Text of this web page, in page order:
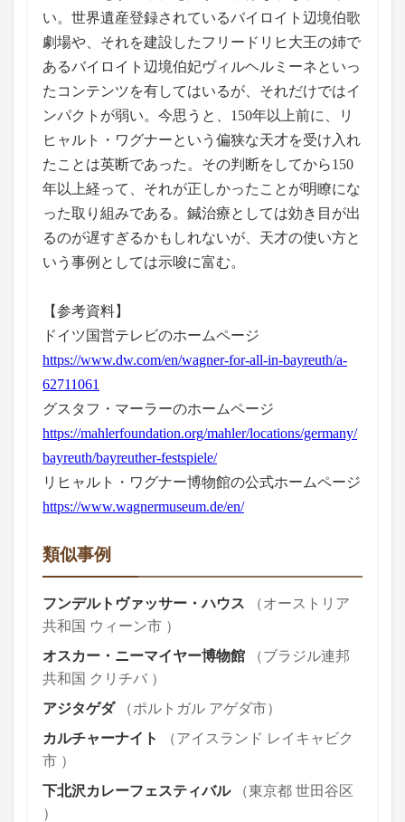
い。世界遺産登録されているバイロイト辺境伯歌
劇場や、それを建設したフリードリヒ大王の姉で
あるバイロイト辺境伯妃ヴィルヘルミーネといっ
たコンテンツを有してはいるが、それだけではイ
ンパクトが弱い。今思うと、150年以上前に、リ
ヒャルト・ワグナーという偏狭な天才を受け入れ
たことは英断であった。その判断をしてから150
年以上経って、それが正しかったことが明瞭にな
った取り組みである。鍼治療としては効き目が出
るのが遅すぎるかもしれないが、天才の使い方と
いう事例としては示唆に富む。
【参考資料】
ドイツ国営テレビのホームページ
https://www.dw.com/en/wagner-for-all-in-bayreuth/a-
62711061
グスタフ・マーラーのホームページ
https://mahlerfoundation.org/mahler/locations/germany/
bayreuth/bayreuther-festspiele/
リヒャルト・ワグナー博物館の公式ホームページ
https://www.wagnermuseum.de/en/
類似事例
フンデルトヴァッサー・ハウス
（オーストリア
共和国 ウィーン市 ）
オスカー・ニーマイヤー博物館
（ブラジル連邦
共和国 クリチバ ）
アジタゲダ
（ポルトガル アゲダ市）
カルチャーナイト
（アイスランド レイキャビク
市 ）
下北沢カレーフェスティバル
（東京都 世田谷区
）